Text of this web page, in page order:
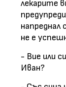
лекарите
напреднал
не е
- Вие или
Иван?